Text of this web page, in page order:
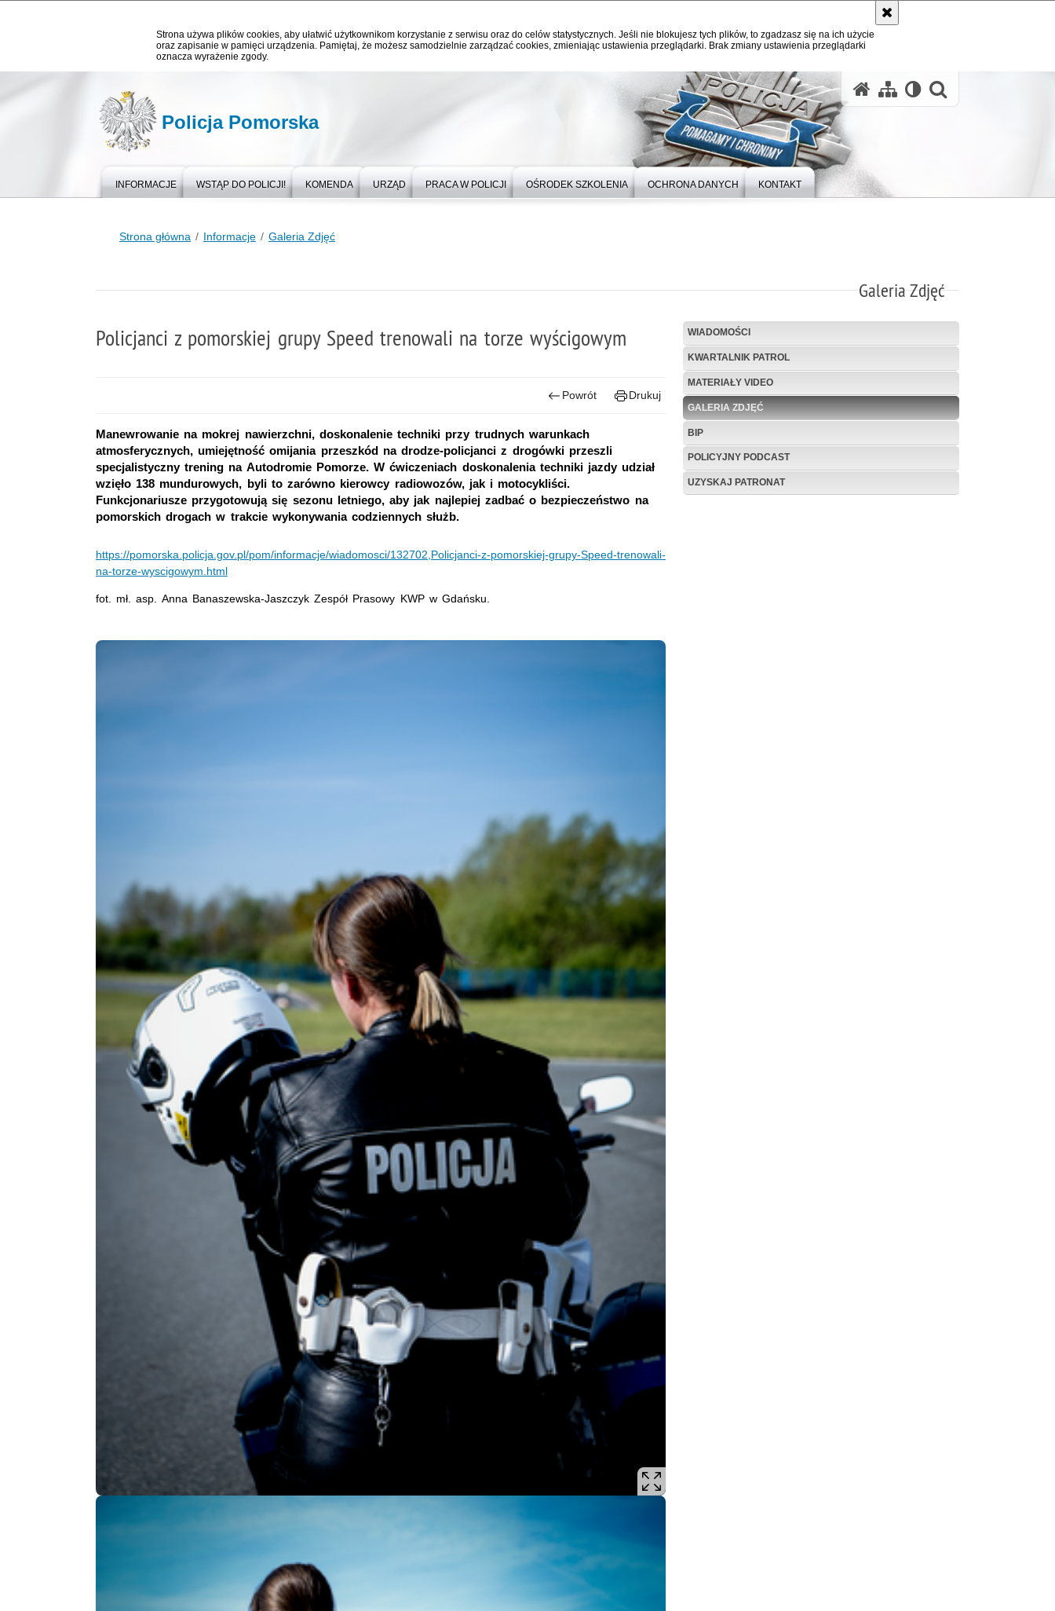
Strona używa plików cookies, aby ułatwić użytkownikom korzystanie z serwisu oraz do celów statystycznych. Jeśli nie blokujesz tych plików, to zgadzasz się na ich użycie
oraz zapisanie w pamięci urządzenia. Pamiętaj, że możesz samodzielnie zarządzać cookies, zmieniając ustawienia przeglądarki. Brak zmiany ustawienia przeglądarki
oznacza wyrażenie zgody.
Policja Pomorska
INFORMACJE WSTĄP DO POLICJI! KOMENDA URZĄD PRACA W POLICJI OŚRODEK SZKOLENIA OCHRONA DANYCH KONTAKT
Strona główna Informacje Galeria Zdjęć
Galeria Zdjęć
WIADOMOŚCI
KWARTALNIK PATROL
MATERIAŁY VIDEO
GALERIA ZDJĘĆ
BIP
POLICYJNY PODCAST
UZYSKAJ PATRONAT
Policjanci z pomorskiej grupy Speed trenowali na torze wyścigowym
Powrót Drukuj
Manewrowanie na mokrej nawierzchni, doskonalenie techniki przy trudnych warunkach
atmosferycznych, umiejętność omijania przeszkód na drodze-policjanci z drogówki przeszli
specjalistyczny trening na Autodromie Pomorze. W ćwiczeniach doskonalenia techniki jazdy udział
wzięło 138 mundurowych, byli to zarówno kierowcy radiowozów, jak i motocykliści.
Funkcjonariusze przygotowują się sezonu letniego, aby jak najlepiej zadbać o bezpieczeństwo na
pomorskich drogach w trakcie wykonywania codziennych służb.
https://pomorska.policja.gov.pl/pom/informacje/wiadomosci/132702,Policjanci-z-pomorskiej-grupy-Speed-trenowali-
na-torze-wyscigowym.html
fot. mł. asp. Anna Banaszewska-Jaszczyk Zespół Prasowy KWP w Gdańsku.